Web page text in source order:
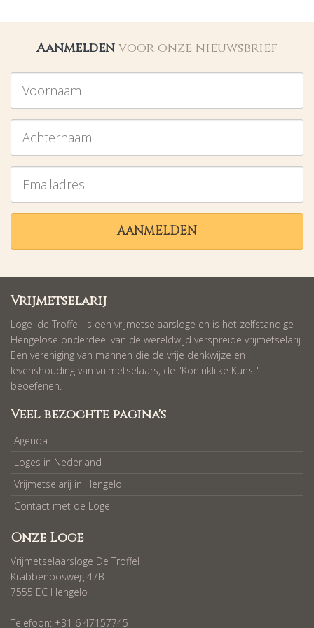
Aanmelden voor onze nieuwsbrief
Voornaam
Achternaam
Emailadres
AANMELDEN
Vrijmetselarij
Loge 'de Troffel' is een vrijmetselaarsloge en is het zelfstandige
Hengelose onderdeel van de wereldwijd verspreide vrijmetselarij.
Een vereniging van mannen die de vrije denkwijze en
levenshouding van vrijmetselaars, de "Koninklijke Kunst"
beoefenen.
Veel bezochte pagina's
Agenda
Loges in Nederland
Vrijmetselarij in Hengelo
Contact met de Loge
Onze Loge
Vrijmetselaarsloge De Troffel
Krabbenbosweg 47B
7555 EC Hengelo
Telefoon: +31 6 47157745